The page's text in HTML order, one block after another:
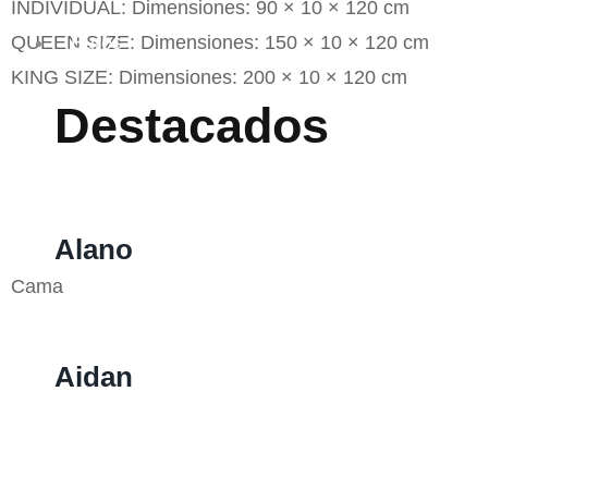
Burós
Destacados
Alano
Aidan
INDIVIDUAL: Dimensiones: 90 × 10 × 120 cm
QUEEN SIZE: Dimensiones: 150 × 10 × 120 cm
KING SIZE: Dimensiones: 200 × 10 × 120 cm
Cama